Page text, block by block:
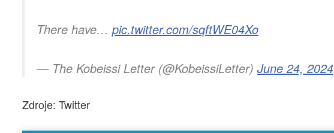
There have… pic.twitter.com/sqftWE04Xo
— The Kobeissi Letter (@KobeissiLetter) June 24, 2024
Zdroje: Twitter